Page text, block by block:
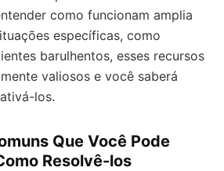
como funcionam amplia
específicas, como
barulhentos, esses recursos
valiosos e você saberá
los.
Que Você Pode
Resolvê-los